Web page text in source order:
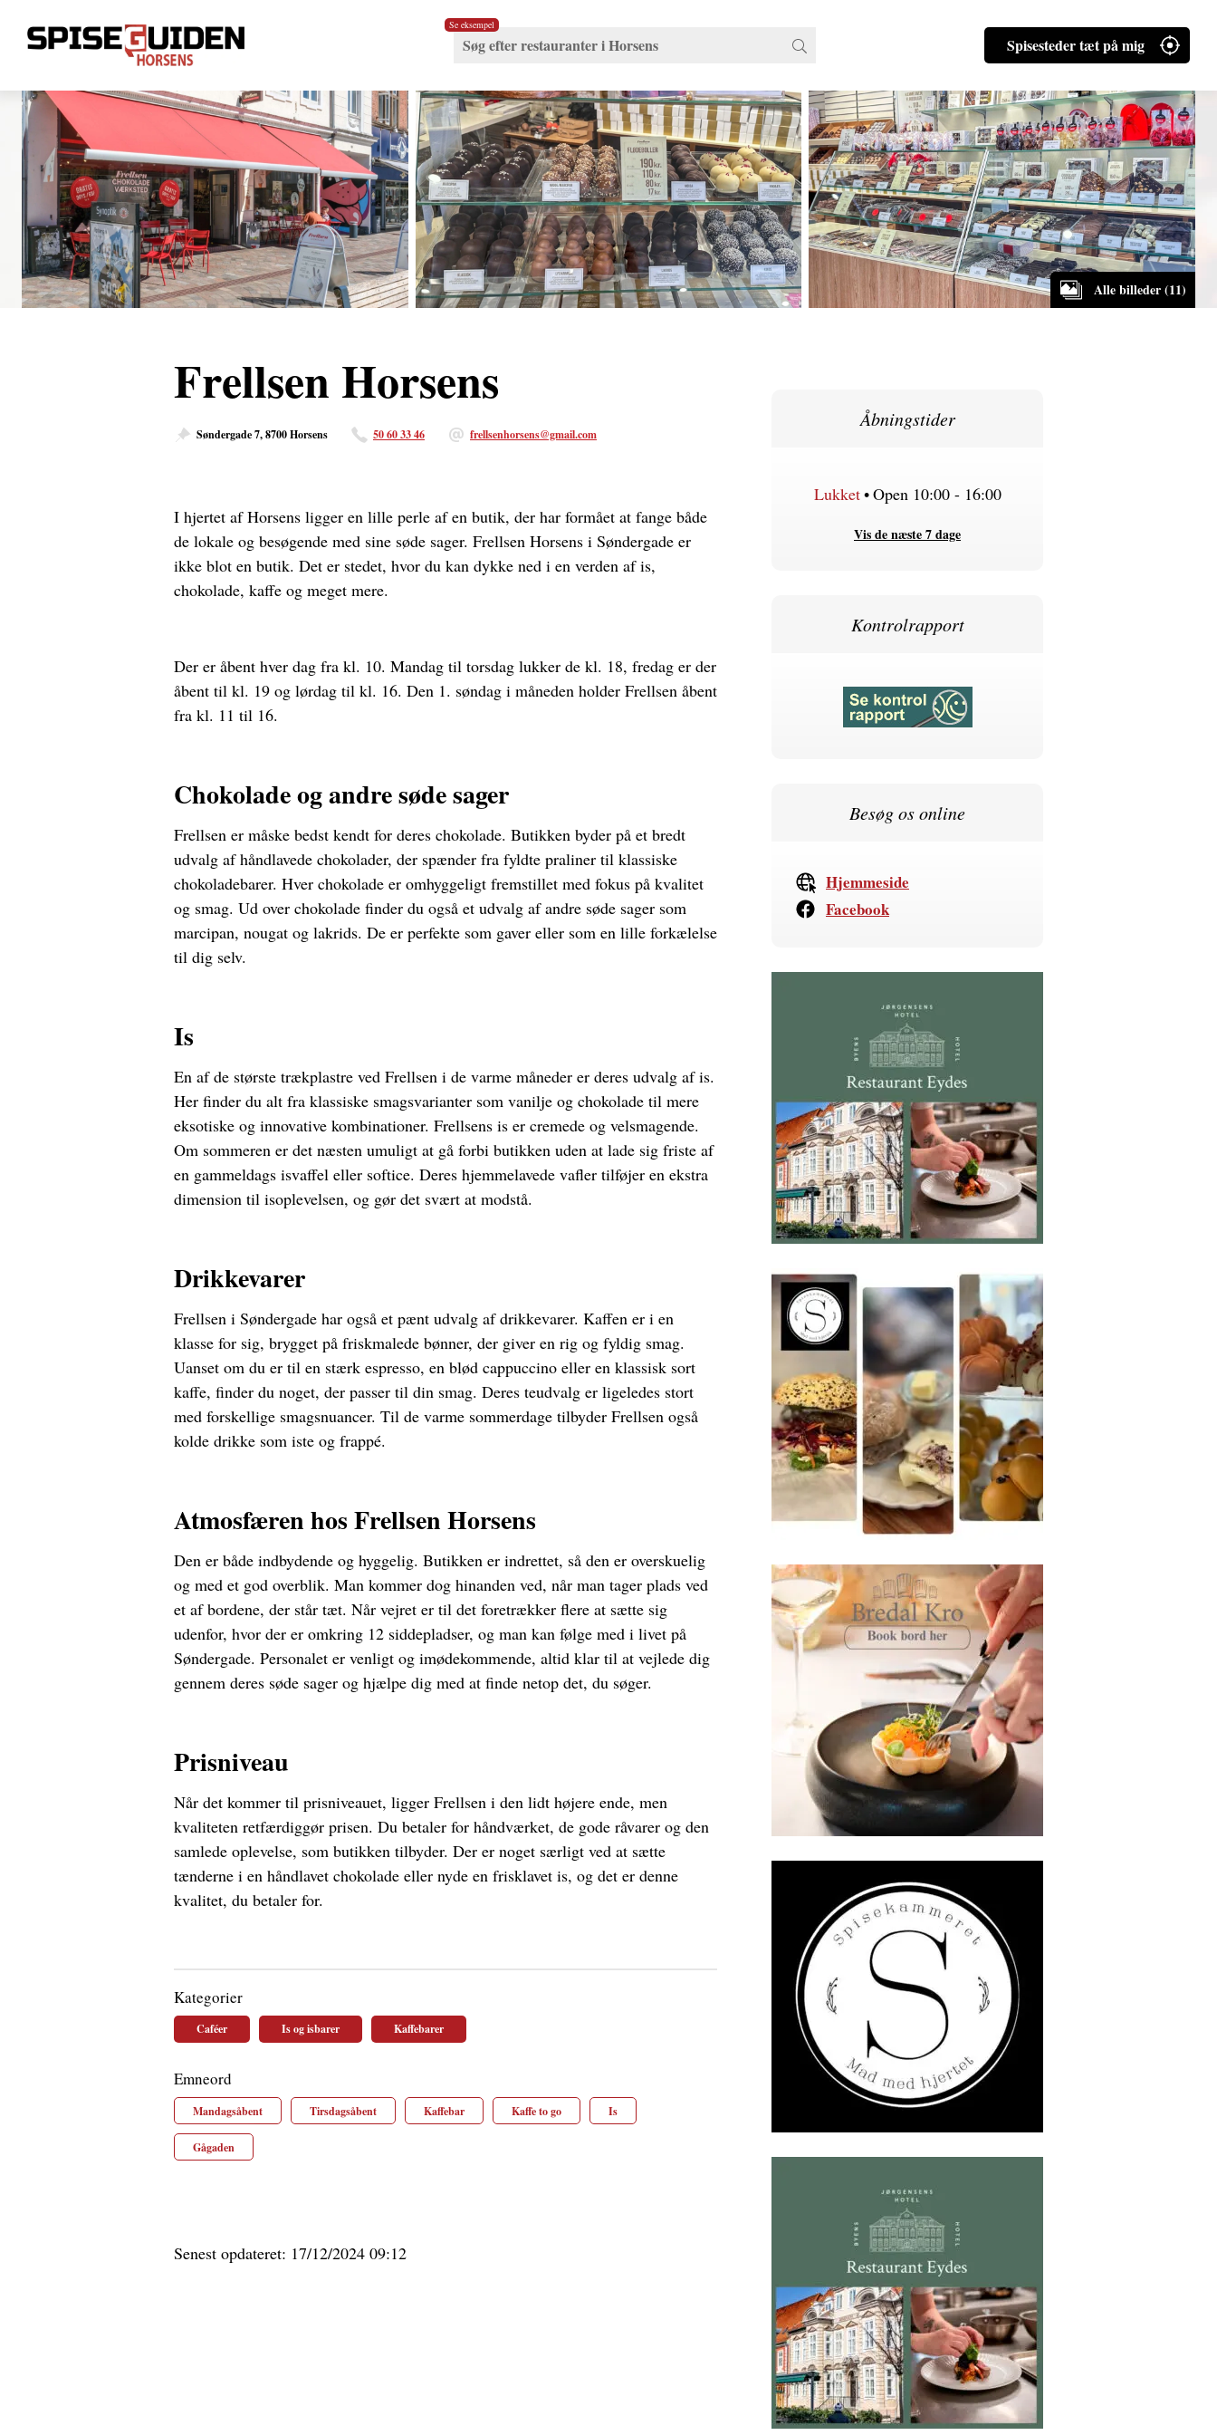
Se eksempel
Spisesteder tæt på mig
Alle billeder (11)
Lukket nu
Åben om 3t 53m
Frellsen Horsens
Søndergade 7, 8700 Horsens 50 60 33 46 frellsenhorsens@gmail.com
I hjertet af Horsens ligger en lille perle af en butik, der har formået at fange både
de lokale og besøgende med sine søde sager. Frellsen Horsens i Søndergade er
ikke blot en butik. Det er stedet, hvor du kan dykke ned i en verden af is,
chokolade, kaffe og meget mere.
Der er åbent hver dag fra kl. 10. Mandag til torsdag lukker de kl. 18, fredag er der
åbent til kl. 19 og lørdag til kl. 16. Den 1. søndag i måneden holder Frellsen åbent
fra kl. 11 til 16.
Chokolade og andre søde sager
Frellsen er måske bedst kendt for deres chokolade. Butikken byder på et bredt
udvalg af håndlavede chokolader, der spænder fra fyldte praliner til klassiske
chokoladebarer. Hver chokolade er omhyggeligt fremstillet med fokus på kvalitet
og smag. Ud over chokolade finder du også et udvalg af andre søde sager som
marcipan, nougat og lakrids. De er perfekte som gaver eller som en lille forkælelse
til dig selv.
Is
En af de største trækplastre ved Frellsen i de varme måneder er deres udvalg af is.
Her finder du alt fra klassiske smagsvarianter som vanilje og chokolade til mere
eksotiske og innovative kombinationer. Frellsens is er cremede og velsmagende.
Om sommeren er det næsten umuligt at gå forbi butikken uden at lade sig friste af
en gammeldags isvaffel eller softice. Deres hjemmelavede vafler tilføjer en ekstra
dimension til isoplevelsen, og gør det svært at modstå.
Drikkevarer
Frellsen i Søndergade har også et pænt udvalg af drikkevarer. Kaffen er i en
klasse for sig, brygget på friskmalede bønner, der giver en rig og fyldig smag.
Uanset om du er til en stærk espresso, en blød cappuccino eller en klassisk sort
kaffe, finder du noget, der passer til din smag. Deres teudvalg er ligeledes stort
med forskellige smagsnuancer. Til de varme sommerdage tilbyder Frellsen også
kolde drikke som iste og frappé.
Atmosfæren hos Frellsen Horsens
Den er både indbydende og hyggelig. Butikken er indrettet, så den er overskuelig
og med et god overblik. Man kommer dog hinanden ved, når man tager plads ved
et af bordene, der står tæt. Når vejret er til det foretrækker flere at sætte sig
udenfor, hvor der er omkring 12 siddepladser, og man kan følge med i livet på
Søndergade. Personalet er venligt og imødekommende, altid klar til at vejlede dig
gennem deres søde sager og hjælpe dig med at finde netop det, du søger.
Prisniveau
Når det kommer til prisniveauet, ligger Frellsen i den lidt højere ende, men
kvaliteten retfærdiggør prisen. Du betaler for håndværket, de gode råvarer og den
samlede oplevelse, som butikken tilbyder. Der er noget særligt ved at sætte
tænderne i en håndlavet chokolade eller nyde en frisklavet is, og det er denne
kvalitet, du betaler for.
Kategorier
Caféer Is og isbarer Kaffebarer
Emneord
Mandagsåbent Tirsdagsåbent Kaffebar Kaffe to go Is
Gågaden
Senest opdateret: 17/12/2024 09:12
Åbningstider
Lukket•Open 10:00 - 16:00
Vis de næste 7 dage
Kontrolrapport
Besøg os online
Hjemmeside
Facebook